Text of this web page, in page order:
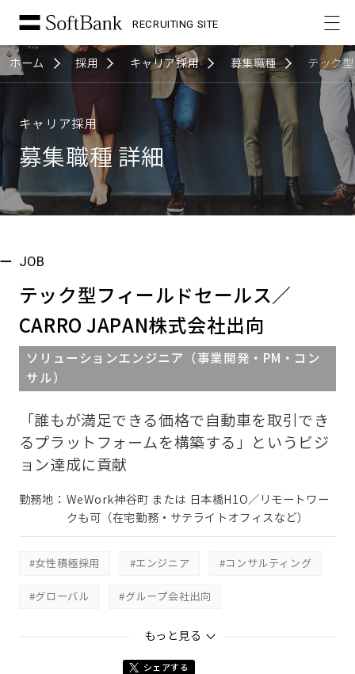
RECRUITING SITE
ホーム 採用 キャリア採用 募集職種 テック
キャリア採用
募集職種 詳細
JOB
テック型フィールドセールス／
CARRO JAPAN株式会社出向
ソリューションエンジニア（事業開発・PM・コン
サル）
「誰もが満足できる価格で自動車を取引でき
るプラットフォームを構築する」というビジ
ョン達成に貢献
勤務地： WeWork神谷町 または 日本橋H1O／リモートワー
クも可（在宅勤務・サテライトオフィスなど）
#女性積極採用 #エンジニア #コンサルティング
#グローバル #グループ会社出向
#CARRO JAPAN株式会社もっと見る
シェアする